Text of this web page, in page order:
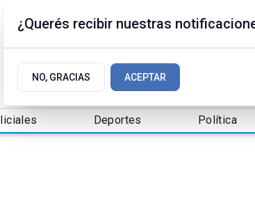
Deportes Política
¿Querés recibir nuestras
NO, GRACIAS ACEPTAR